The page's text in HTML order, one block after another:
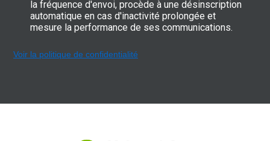
la fréquence d'envoi, procède à une désinscription
automatique en cas d'inactivité prolongée et
mesure la performance de ses communications.
Voir la politique de confidentialité